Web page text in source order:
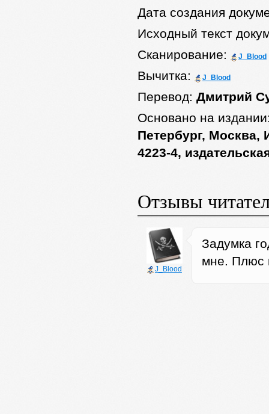
Дата создания
Исходный текст
Сканирование:
J_Blood
Вычитка: J_Blood
Перевод: Дмитрий
Основано на
Петербург, Москва,
4223-4,
Отзывы
J_Blood
Задумка
мне. Плюс